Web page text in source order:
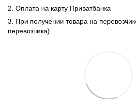
2. Оплата на карту Приватбанка
3. При получении товара на
перевозчика)